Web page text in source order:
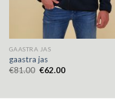
GAASTRA JAS
gaastra jas
€81.00 €62.00